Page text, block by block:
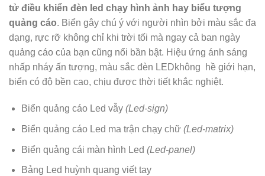
tử điều khiển đèn led chạy hình ảnh hay biểu tượng
quảng cáo. Biển gây chú ý với người nhìn bởi màu sắc đa
dạng, rực rỡ không chỉ khi trời tối mà ngay cả ban ngày
quảng cáo của bạn cũng nổi bần bật. Hiệu ứng ánh sáng
nhấp nháy ấn tượng, màu sắc đèn LEDkhông hề giới hạn,
biển có độ bền cao, chịu được thời tiết khắc nghiệt.
Biển quảng cáo Led vẫy (Led-sign)
Biển quảng cáo Led ma trận chạy chữ (Led-matrix)
Biển quảng cái màn hình Led (Led-panel)
Bảng Led huỳnh quang viết tay